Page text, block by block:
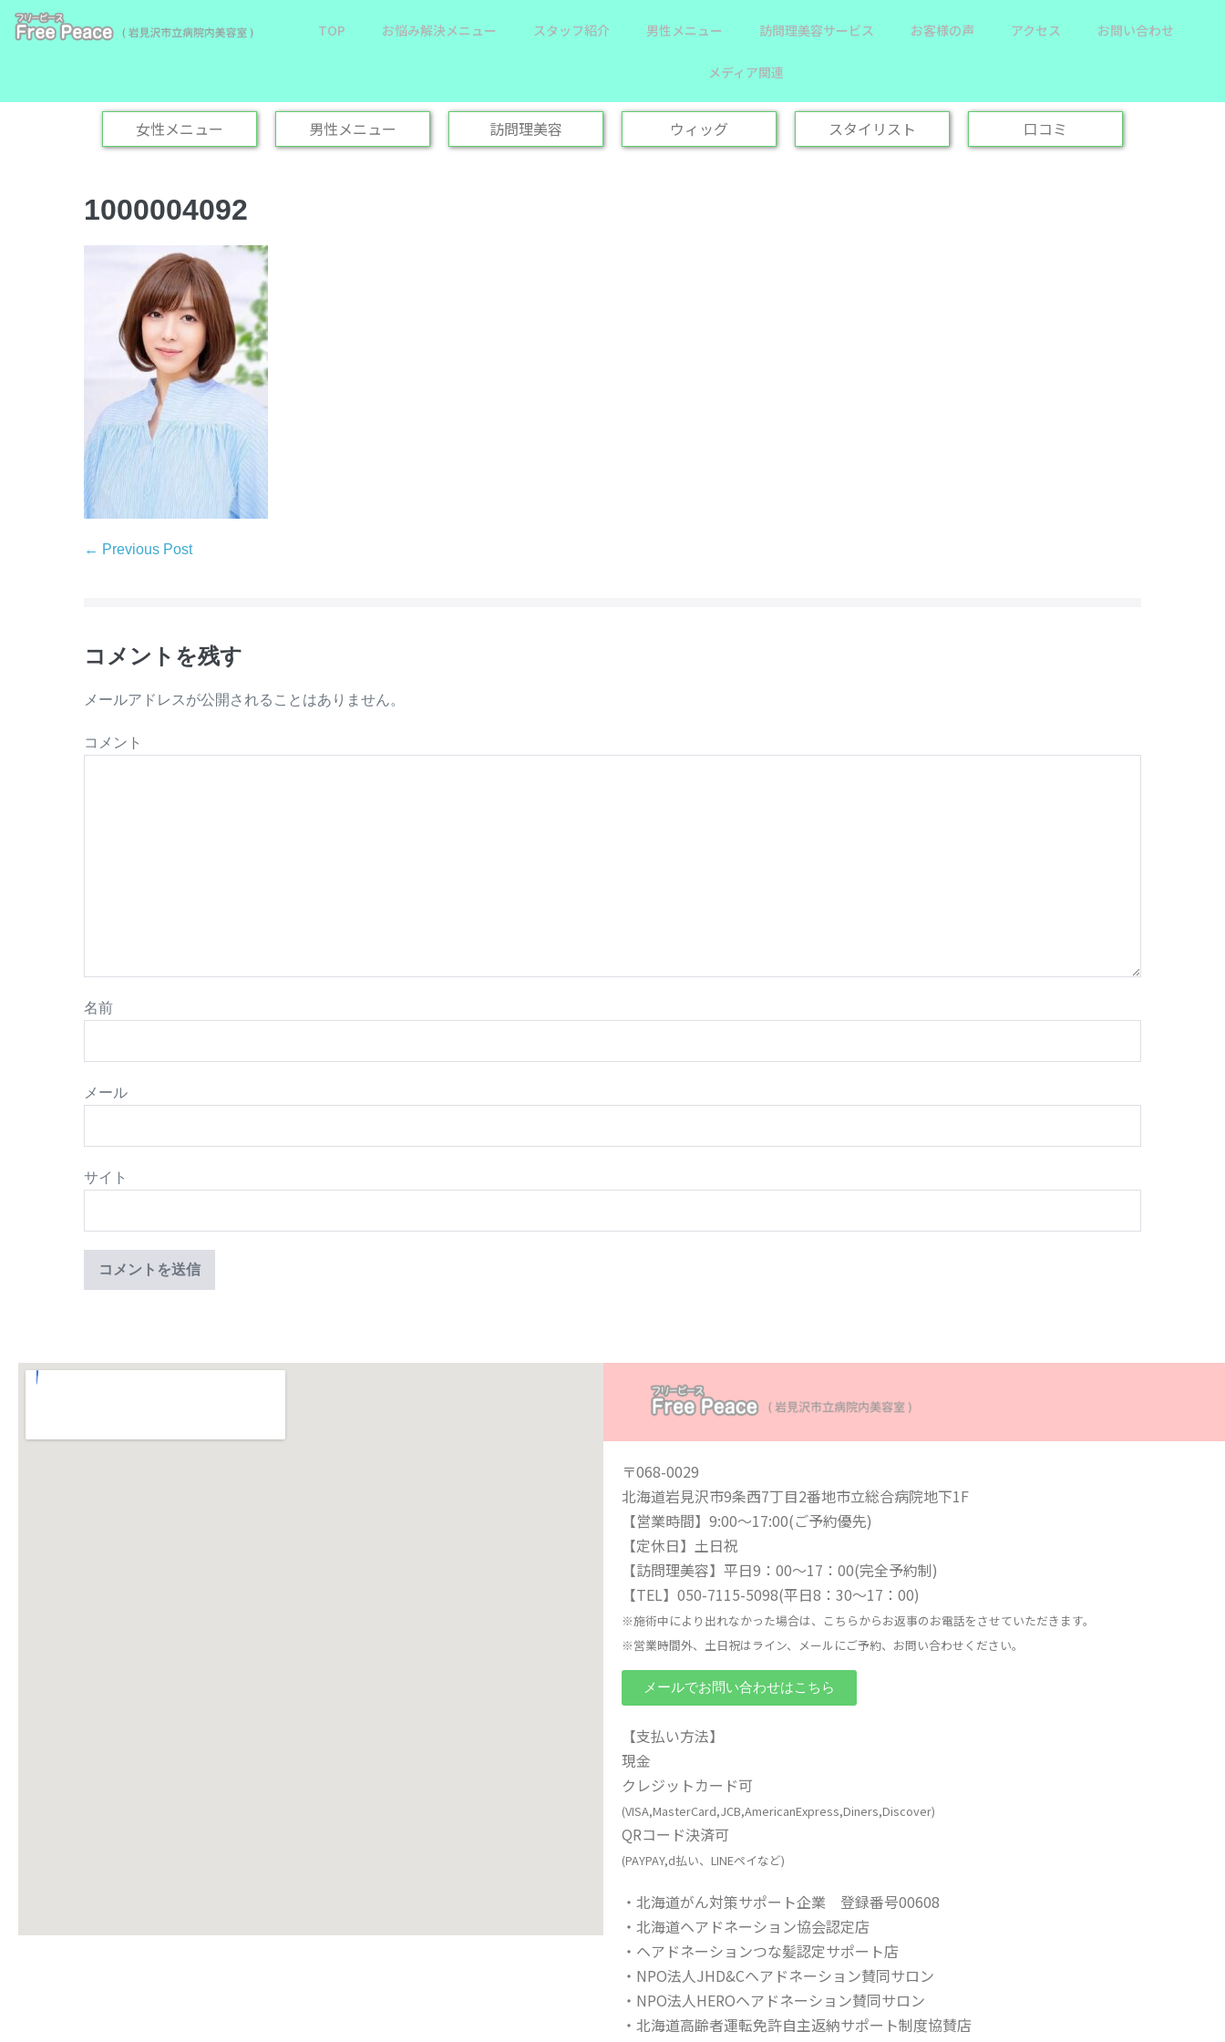
TOP お悩み解決メニュー スタッフ紹介 男性メニュー 訪問理美容サービス お客様の声 アクセス お問い合わせ
メディア関連
女性メニュー 男性メニュー 訪問理美容 ウィッグ スタイリスト 口コミ
1000004092
← Previous Post
コメントを残す
メールアドレスが公開されることはありません。
コメント
名前
メール
サイト
〒068-0029
北海道岩見沢市9条西7丁目2番地市立総合病院地下1F
【営業時間】9:00〜17:00(ご予約優先)
【定休日】土日祝
【訪問理美容】平日9：00〜17：00(完全予約制)
【TEL】050-7115-5098(平日8：30〜17：00)
※施術中により出れなかった場合は、こちらからお返事のお電話をさせていただきます。
※営業時間外、土日祝はライン、メールにご予約、お問い合わせください。
メールでお問い合わせはこちら
【支払い方法】
現金
クレジットカード可
(VISA,MasterCard,JCB,AmericanExpress,Diners,Discover)
QRコード決済可
(PAYPAY,d払い、LINEペイなど)
・北海道がん対策サポート企業 登録番号00608
・北海道ヘアドネーション協会認定店
・ヘアドネーションつな髪認定サポート店
・NPO法人JHD&Cヘアドネーション賛同サロン
・NPO法人HEROヘアドネーション賛同サロン
・北海道高齢者運転免許自主返納サポート制度協賛店